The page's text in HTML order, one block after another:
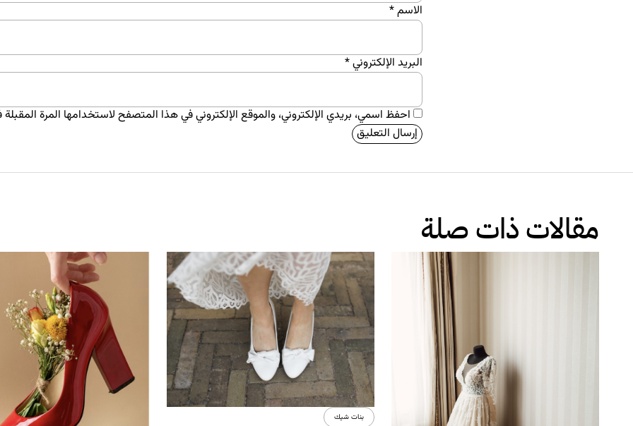
الاسم*
البريد الإلكتروني*
احفظ اسمي، بريدي الإلكتروني، والموقع الإلكتروني في هذا المتصفح لاستخدامها المرة
مقالات ذات صلة
بنات شيك